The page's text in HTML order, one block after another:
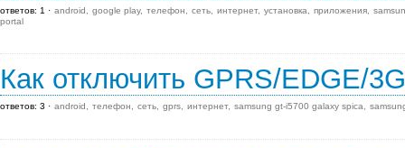
ответов: 1 android google play телефон сеть интернет установка приложения
portal
Как отключить GPRS/EDGE/
ответов: 3 android телефон сеть gprs интернет samsung gt-i5700 galaxy spica